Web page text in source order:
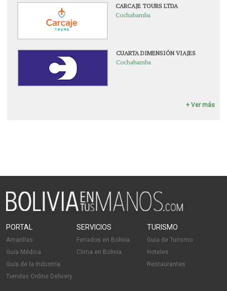
CARCAJE TOURS LTDA
Cochabamba
CUARTA DIMENSIÓN VIAJES
Cochabamba
+ Ver más
PORTAL
Amarillas
Guía Médica
Guía de la Industria
Tiendas Online Delivery
SERVICIOS
Feriados en Bolivia
Clima en Bolivia
TURISMO
Guía de Turismo
Hoteles
Restaurantes